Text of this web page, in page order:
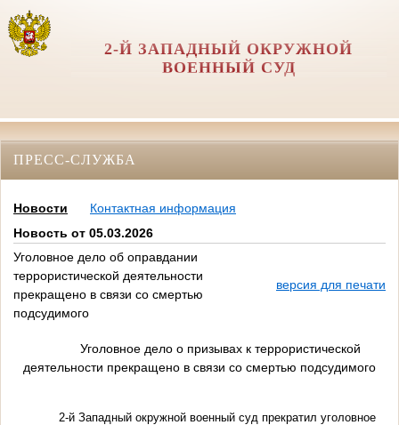
2-Й ЗАПАДНЫЙ ОКРУЖНОЙ
ВОЕННЫЙ СУД
ПРЕСС-СЛУЖБА
Новости
Контактная информация
Новость от 05.03.2026
Уголовное дело об оправдании
террористической деятельности
прекращено в связи со смертью
подсудимого
версия для печати
Уголовное дело о призывах к террористической
деятельности прекращено в связи со смертью подсудимого
2-й Западный окружной военный суд прекратил уголовное